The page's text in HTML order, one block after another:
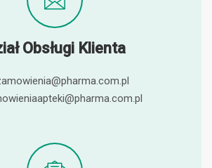
Obsługi Klienta